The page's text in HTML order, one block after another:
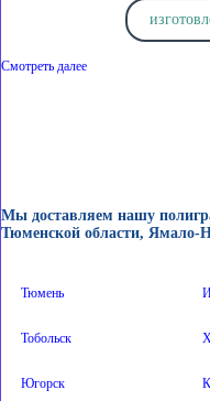
клише печати
штемпельная
Смотреть далее
Мы доставляем нашу
Тюменской области, Ямало-
Тюмень
Тобольск
Югорск